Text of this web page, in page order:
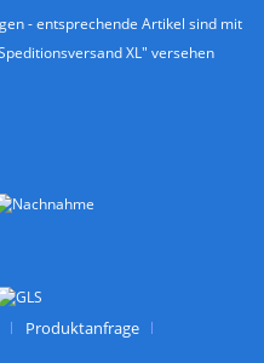
- entsprechende Artikel sind mit
XL" versehen
Produktanfrage